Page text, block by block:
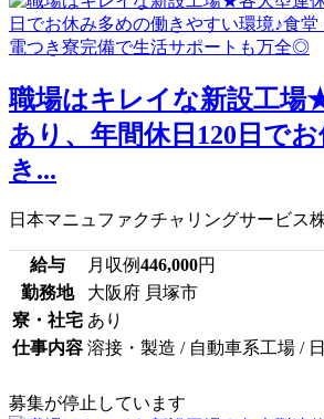
職場はキレイな新設工場
あり、年間休日120日で
き...
日本マニュファクチャリングサービス
給与 月収例446,000円
勤務地
大阪府 貝塚市
寮・社宅 あり
仕事内容 溶接・製造 / 自動車系工場 /
募集が停止しています